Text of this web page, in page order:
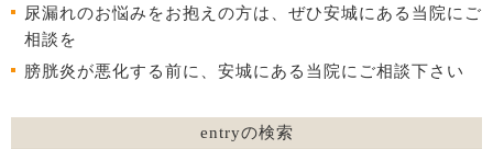
尿漏れのお悩みをお抱えの方は、ぜひ安城にある当院にご
相談を
膀胱炎が悪化する前に、安城にある当院にご相談下さい
entryの検索